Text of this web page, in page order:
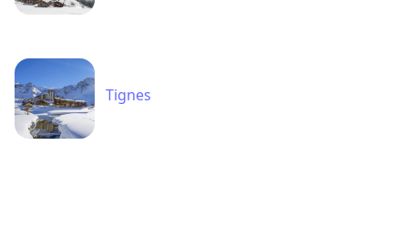
Tignes